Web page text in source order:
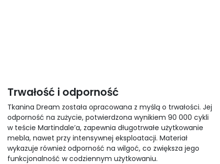
Trwałość i odporność
Tkanina Dream została opracowana z myślą o trwałości. Jej
odporność na zużycie, potwierdzona wynikiem 90 000 cykli
w teście Martindale’a, zapewnia długotrwałe użytkowanie
mebla, nawet przy intensywnej eksploatacji. Materiał
wykazuje również odporność na wilgoć, co zwiększa jego
funkcjonalność w codziennym użytkowaniu.